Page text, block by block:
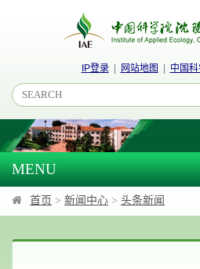
IP登录| 网站地图 中国
MENU
首页 > 新闻中心 > 头条新闻